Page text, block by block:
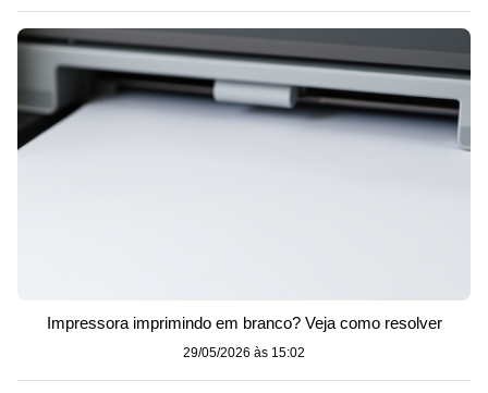
Impressora imprimindo em branco? Veja como resolver
29/05/2026 às 15:02